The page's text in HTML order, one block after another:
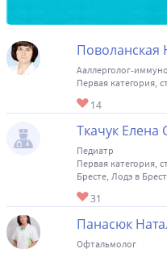
Поволанская
Ааллерголог-
Первая категория,
Ткачук Елена
Педиатр
Первая категория,
Бресте, Лодэ в
Панасюк
Офтальмолог